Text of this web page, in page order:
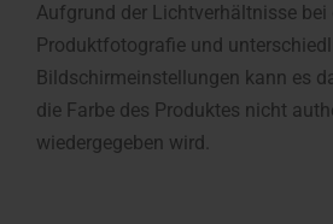
Aufgrund der Lichtverhältnisse bei
Produktfotografie und
Bildschirmeinstellungen kann es
die Farbe des Produktes nicht
wiedergegeben wird.